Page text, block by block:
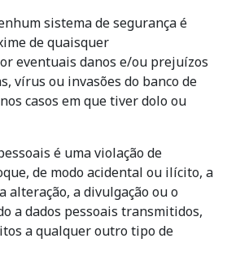
sistema de segurança é
de quaisquer
eventuais danos e/ou prejuízos
vírus ou invasões do banco de
casos em que tiver dolo ou
é uma violação de
de modo acidental ou ilícito, a
alteração, a divulgação ou o
a dados pessoais transmitidos,
a qualquer outro tipo de